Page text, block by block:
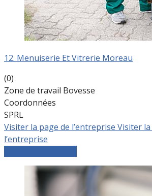
12. Menuiserie Et Vitrerie Moreau
(0)
Zone de travail Bovesse
Coordonnées
SPRL
Visiter la page de l’entreprise Visiter
l’entreprise